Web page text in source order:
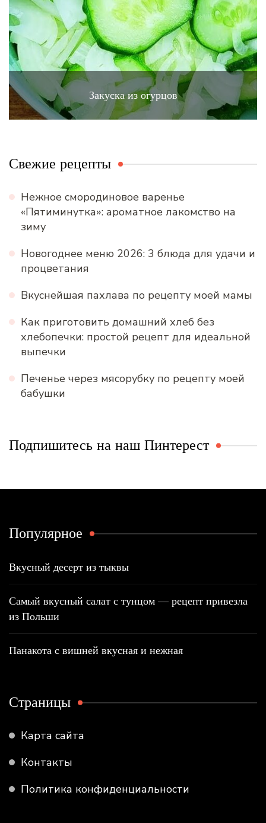
Закуска из огурцов
Свежие рецепты
Нежное смородиновое варенье
«Пятиминутка»: ароматное лакомство на
зиму
Новогоднее меню 2026: 3 блюда для удачи и
процветания
Вкуснейшая пахлава по рецепту моей мамы
Как приготовить домашний хлеб без
хлебопечки: простой рецепт для идеальной
выпечки
Печенье через мясорубку по рецепту моей
бабушки
Подпишитесь на наш Пинтерест
Популярное
Вкусный десерт из тыквы
Самый вкусный салат с тунцом — рецепт привезла
из Польши
Панакота с вишней вкусная и нежная
Страницы
Карта сайта
Контакты
Политика конфиденциальности